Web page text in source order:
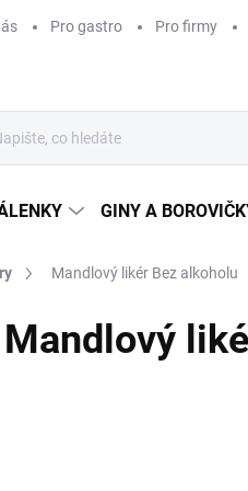
Pro gastro Pro firmy
GINY A
Mandlový likér Bez alkoholu
Mandlový